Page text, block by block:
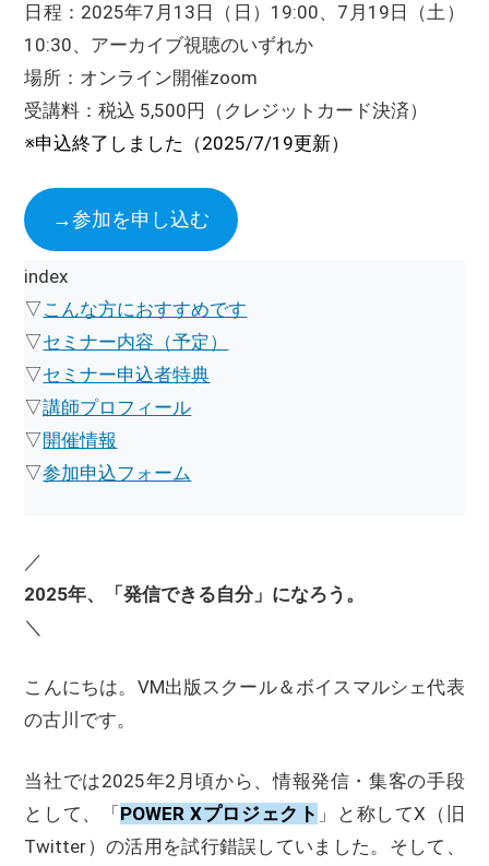
日程：2025年7月13日（日）19:00、7月19日（土）
10:30、アーカイブ視聴のいずれか
場所：オンライン開催zoom
受講料：税込 5,500円（クレジットカード決済）
※申込終了しました（2025/7/19更新）
→参加を申し込む
index
▽ こんな方におすすめです
▽セミナー内容（予定）
▽セミナー申込者特典
▽講師プロフィール
▽開催情報
▽参加申込フォーム
／
2025年、「発信できる自分」になろう。
＼
こんにちは。VM出版スクール＆ボイスマルシェ代表
の古川です。
当社では2025年2月頃から、情報発信・集客の手段
として、「POWER Xプロジェクト 」と称してX（旧
Twitter）の活用を試行錯誤していました。そして、